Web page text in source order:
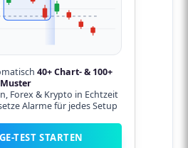
40+ Chart- & 100+
Forex & Krypto in Echtzeit
Alarme für jedes Setup
TEST STARTEN